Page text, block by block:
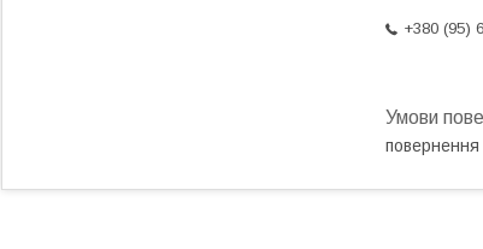
+380 (95)
повернення